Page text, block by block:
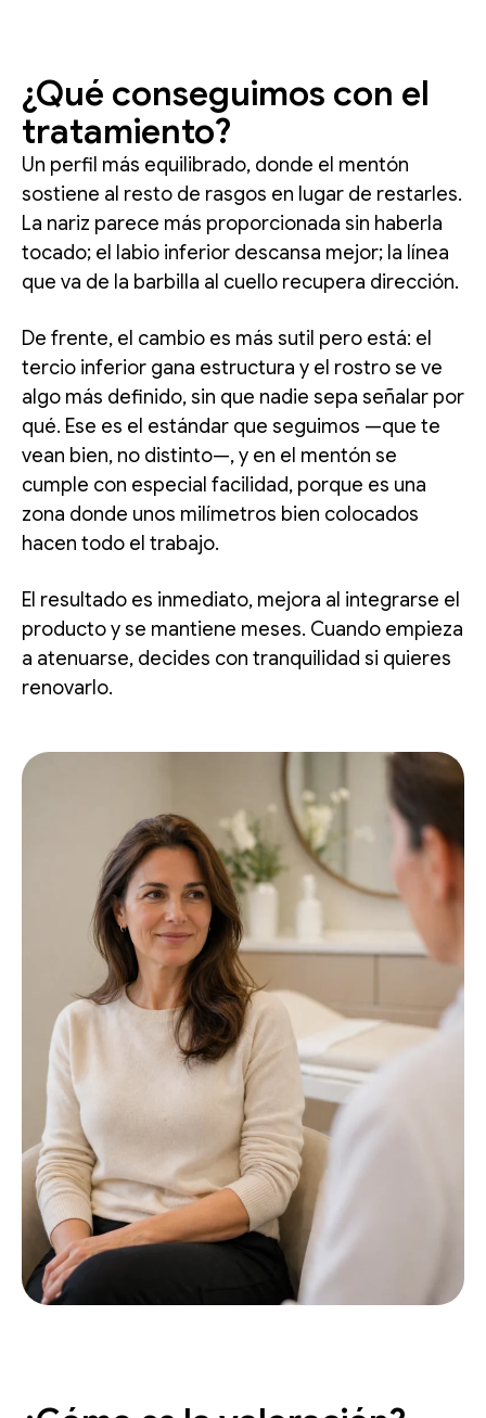
¿Qué conseguimos con el
tratamiento?
Un perfil más equilibrado, donde el mentón
sostiene al resto de rasgos en lugar de restarles.
La nariz parece más proporcionada sin haberla
tocado; el labio inferior descansa mejor; la línea
que va de la barbilla al cuello recupera dirección.
De frente, el cambio es más sutil pero está: el
tercio inferior gana estructura y el rostro se ve
algo más definido, sin que nadie sepa señalar por
qué. Ese es el estándar que seguimos —que te
vean bien, no distinto—, y en el mentón se
cumple con especial facilidad, porque es una
zona donde unos milímetros bien colocados
hacen todo el trabajo.
El resultado es inmediato, mejora al integrarse el
producto y se mantiene meses. Cuando empieza
a atenuarse, decides con tranquilidad si quieres
renovarlo.